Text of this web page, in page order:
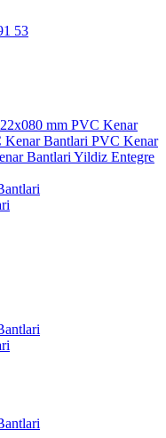
53
22x080 mm PVC Kenar
Kenar Bantlari PVC Kenar
Bantlari Yildiz Entegre